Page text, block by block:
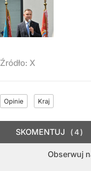
Źródło: X
Opinie Kraj
Obserwuj
SKOMENTUJ 4